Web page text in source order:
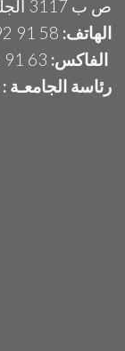
ص ب 3117 الجلفة – الجزائر
الهاتف:
الفاكس:
رئاسة الجامعـة :